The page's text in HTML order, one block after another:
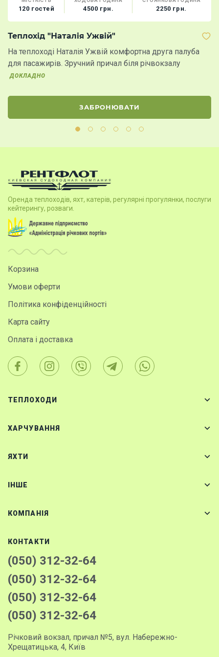
120 гостей 4500 грн. 2250 грн.
Теплохід "Наталія Ужвій"
На теплоході Наталія Ужвій комфортна друга палуба
для пасажирів. Зручний причал біля річвокзалу
ДОКЛАДНО
ЗАБРОНЮВАТИ
Оренда теплоходів, яхт, катерів, регулярні прогулянки, послуги
кейтерингу, розваги.
Корзина
Умови оферти
Політика конфіденційності
Карта сайту
Оплата і доставка
ТЕПЛОХОДИ
ХАРЧУВАННЯ
ЯХТИ
IНШЕ
КОМПАНІЯ
КОНТАКТИ
(050) 312-32-64
(050) 312-32-64
(050) 312-32-64
(050) 312-32-64
Річковий вокзал, причал №5, вул. Набережно-
Хрещатицька, 4, Київ